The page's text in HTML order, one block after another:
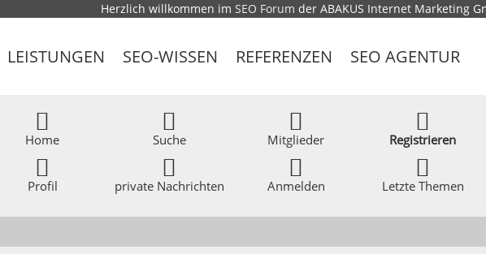
Herzlich willkommen im SEO Forum der ABAKUS Internet Marketing
LEISTUNGEN SEO-WISSEN REFERENZEN SEO AGENTUR
Home
Profil
Suche
private Nachrichten
Mitglieder
Anmelden
Registrieren
Letzte Themen